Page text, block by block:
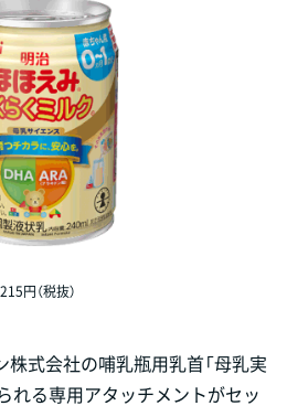
円（税抜）
株式会社の哺乳瓶用乳首「母乳実
れる専用アタッチメントがセッ